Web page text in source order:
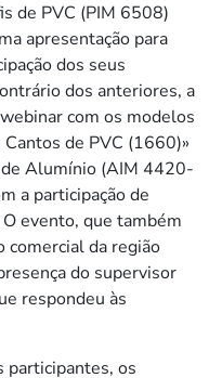
de PVC (PIM 6508)
apresentação para
dos seus
dos anteriores, a
com os modelos
de PVC (1660)»
Alumínio (AIM 4420-
a participação de
evento, que também
comercial da região
do supervisor
respondeu às
participantes, os